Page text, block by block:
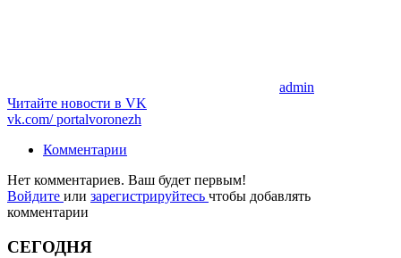
admin
Читайте новости в VK
vk.com/portalvoronezh
Комментарии
Нет комментариев. Ваш будет первым!
Войдите или зарегистрируйтесь чтобы добавлять
комментарии
СЕГОДНЯ